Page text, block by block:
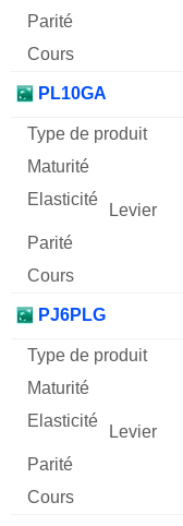
PL10GA
PJ6PLG